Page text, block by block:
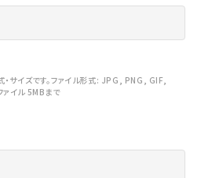
・サイズです。ファイル形式: JPG, PNG, GIF,
イル 5MBまで